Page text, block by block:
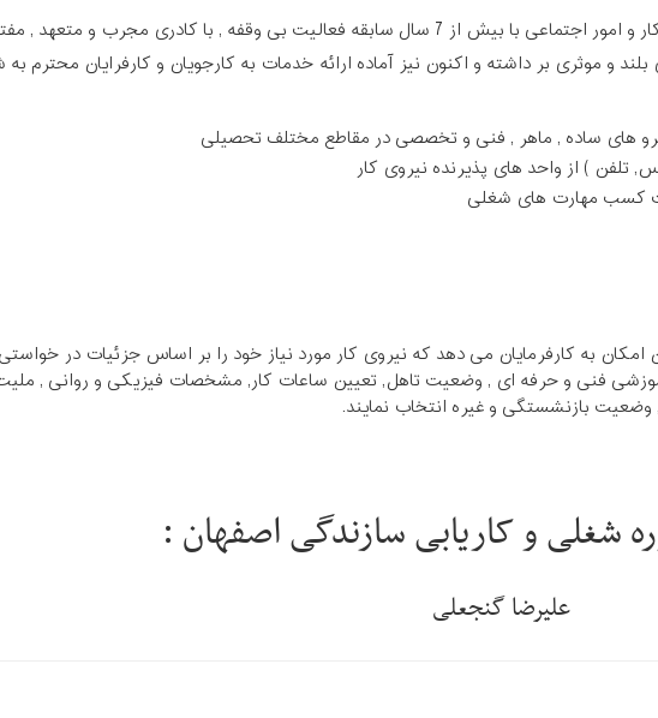
مشاوره شغلی و کاریابی سازندگی اصفهان دارای مجوز رسمی از وزارت کار و امور اجتماعی با بیش از 7 سال سابقه فعالیت بی
و موثری بر داشته و اکنون نیز آماده ارائه خدمات به کارجویان و کارفرایان محترم
نیرو های ساده , ماهر , فنی و تخصصی در مقاطع مختلف تحصیلی
) از واحد های پذیرنده نیروی کار
کسب مهارت های شغلی
امکان به کارفرمایان می دهد که نیروی کار مورد نیاز خود را بر اساس جزئیات در
فنی و حرفه ای , وضعیت تاهل, تعیین ساعات کار, مشخصات فیزیکی و روانی , ملیت
, وضعیت بازنشستگی و غیره انتخاب نمایند.
شغلی و کاریابی سازندگی اصفهان :
علیرضا گنجعلی